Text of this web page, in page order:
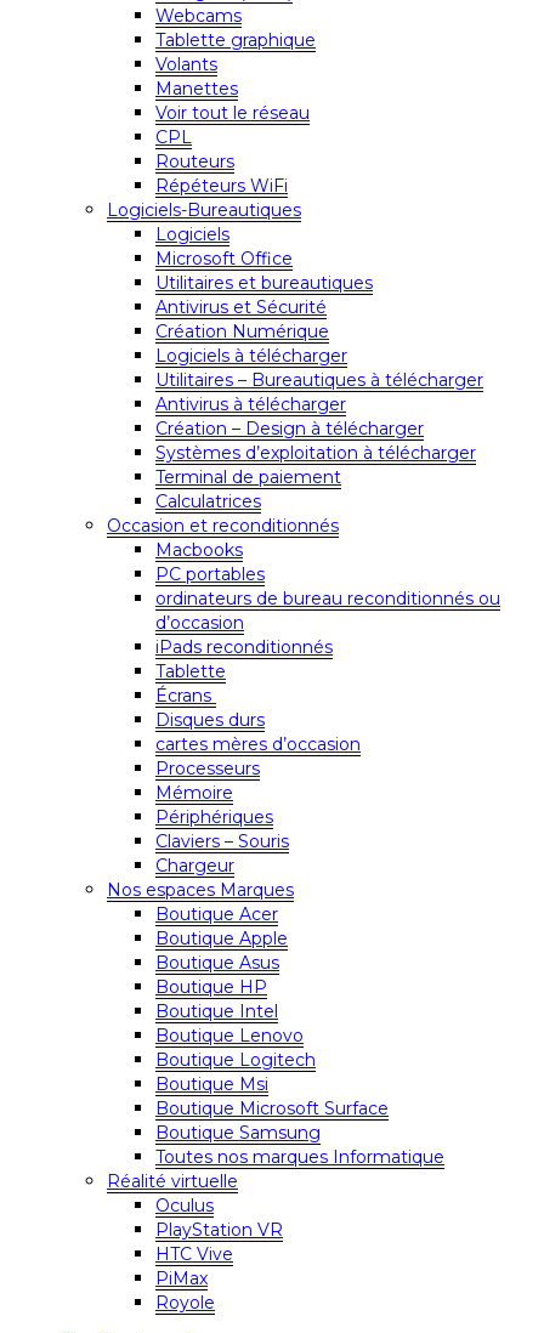
Webcams
Tablette graphique
Volants
Manettes
Voir tout le réseau
CPL
Routeurs
Répéteurs WiFi
Logiciels-Bureautiques
Logiciels
Microsoft Office
Utilitaires et bureautiques
Antivirus et Sécurité
Création Numérique
Logiciels à télécharger
Utilitaires – Bureautiques à télécharger
Antivirus à télécharger
Création – Design à télécharger
Systèmes d’exploitation à télécharger
Terminal de paiement
Calculatrices
Occasion et reconditionnés
Macbooks
PC portables
ordinateurs de bureau reconditionnés ou
d’occasion
iPads reconditionnés
Tablette
Écrans
Disques durs
cartes mères d’occasion
Processeurs
Mémoire
Périphériques
Claviers – Souris
Chargeur
Nos espaces Marques
Boutique Acer
Boutique Apple
Boutique Asus
Boutique HP
Boutique Intel
Boutique Lenovo
Boutique Logitech
Boutique Msi
Boutique Microsoft Surface
Boutique Samsung
Toutes nos marques Informatique
Réalité virtuelle
Oculus
PlayStation VR
HTC Vive
PiMax
Royole